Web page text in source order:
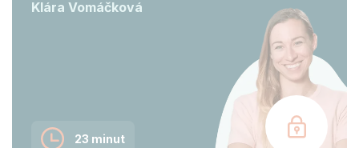
Klára Vomáčková
23 minut